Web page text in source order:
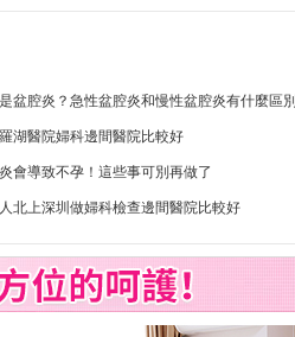
盆腔炎？急性盆腔炎和慢性盆腔炎有什麼區別
湖醫院婦科邊間醫院比較好
會導致不孕！這些事可別再做了
北上深圳做婦科檢查邊間醫院比較好